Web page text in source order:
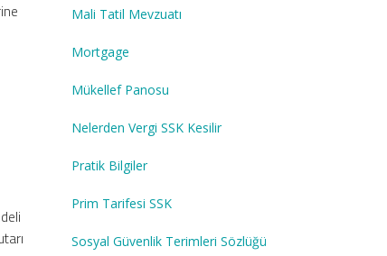
Mali Tatil Mevzuatı
Mortgage
Mükellef Panosu
Nelerden Vergi SSK Kesilir
Pratik Bilgiler
Prim Tarifesi SSK
Sosyal Güvenlik Terimleri Sözlüğü